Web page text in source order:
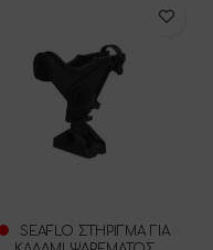
SEAFLO ΣΤΗΡΙΓΜΑ ΓΙΑ